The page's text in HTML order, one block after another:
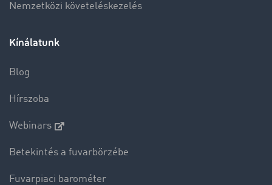
Nemzetközi követeléskezelés
Kínálatunk
Blog
Hírszoba
Webinars
Betekintés a fuvarbörzébe
Fuvarpiaci barométer